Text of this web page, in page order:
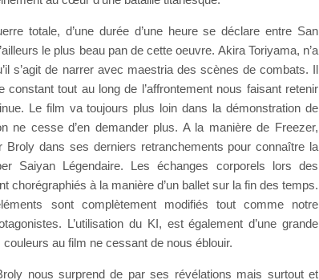
totale, d’une durée d’une heure se déclare entre San
le plus beau pan de cette oeuvre. Akira Toriyama, n’a
s’agit de narrer avec maestria des scènes de combats. Il
constant tout au long de l’affrontement nous faisant retenir
Le film va toujours plus loin dans la démonstration de
ne cesse d’en demander plus. A la manière de Freezer,
Broly dans ses derniers retranchements pour connaître la
Saiyan Légendaire. Les échanges corporels lors des
chorégraphiés à la manière d’un ballet sur la fin des temps.
sont complètement modifiés tout comme notre
L’utilisation du KI, est également d’une grande
au film ne cessant de nous éblouir.
nous surprend de par ses révélations mais surtout et